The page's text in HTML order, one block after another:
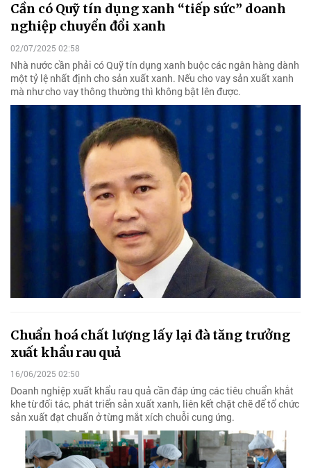
Cần có Quỹ tín dụng xanh “tiếp sức” doanh
nghiệp chuyển đổi xanh
02/07/2025 02:58
Nhà nước cần phải có Quỹ tín dụng xanh buộc các ngân hàng dành
một tỷ lệ nhất định cho sản xuất xanh. Nếu cho vay sản xuất xanh
mà như cho vay thông thường thì không bật lên được.
Chuẩn hoá chất lượng lấy lại đà tăng trưởng
xuất khẩu rau quả
16/06/2025 02:50
Doanh nghiệp xuất khẩu rau quả cần đáp ứng các tiêu chuẩn khắt
khe từ đối tác, phát triển sản xuất xanh, liên kết chặt chẽ để tổ chức
sản xuất đạt chuẩn ở từng mắt xích chuỗi cung ứng.